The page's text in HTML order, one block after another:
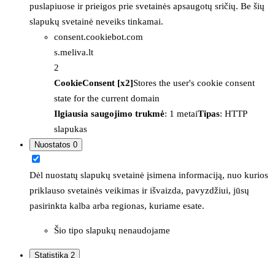
puslapiuose ir prieigos prie svetainės apsaugotų sričių. Be šių
slapukų svetainė neveiks tinkamai.
consent.cookiebot.com
s.meliva.lt
2
CookieConsent [x2]Stores the user's cookie consent
state for the current domain
Ilgiausia saugojimo trukmė: 1 metaiTipas: HTTP
slapukas
Nuostatos 0
Dėl nuostatų slapukų svetainė įsimena informaciją, nuo kurios
priklauso svetainės veikimas ir išvaizda, pavyzdžiui, jūsų
pasirinkta kalba arba regionas, kuriame esate.
Šio tipo slapukų nenaudojame
Statistika 2